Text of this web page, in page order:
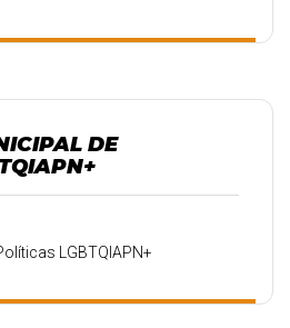
DE
LGBTQIAPN+